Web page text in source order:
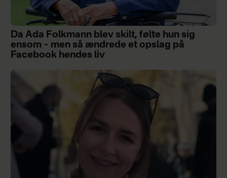
Da Ada Folkmann blev skilt, følte hun sig
ensom – men så ændrede et opslag på
Facebook hendes liv